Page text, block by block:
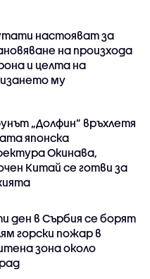
настояват за
на произхода
и целта на
му
„Долфин” връхлетя
японска
Окинава,
Китай се готви за
ден в Сърбия се борят
горски пожар в
зона около